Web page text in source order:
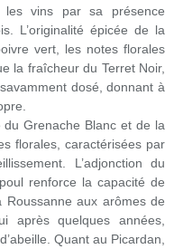
les vins par sa présence
L’originalité épicée de la
vert, les notes florales
la fraîcheur du Terret Noir,
dosé, donnant à
du Grenache Blanc et de la
florales, caractérisées par
L’adjonction du
renforce la capacité de
Roussanne aux arômes de
après quelques années,
Quant au Picardan,